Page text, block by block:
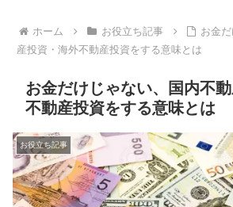
ホーム お役立ち記事
お金
産投資・海外不動産投資をする意味とは
お金だけじゃない、国内不
不動産投資をする意味とは
お役立ち記事